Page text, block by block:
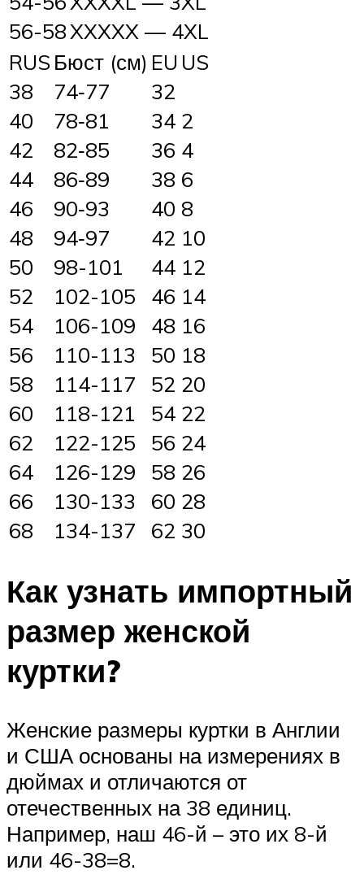
56-58XXXXX — 4XL
RUS Бюст (см) EU US
38
74‑77
32
40
78‑81 34 2
42
82‑85 36 4
44
86‑89 38 6
46
90‑93 40 8
48
94‑97 42 10
50
98-101 44 12
52
102-105 46 14
54
106-109 48 16
56
110-113 50 18
58
114-117 52 20
60
118-121 54 22
62
122-125 56 24
64
126-129 58 26
66
130-133 60 28
68
134-137 62 30
Как узнать импортный
размер женской
куртки?
Женские размеры куртки в Англии
и США основаны на измерениях в
дюймах и отличаются от
отечественных на 38 единиц.
Например, наш 46-й – это их 8-й
или 46-38=8.